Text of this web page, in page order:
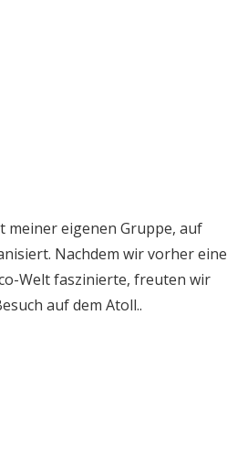
meiner eigenen Gruppe, auf
Nachdem wir vorher eine
Welt faszinierte, freuten wir
auf dem Atoll..